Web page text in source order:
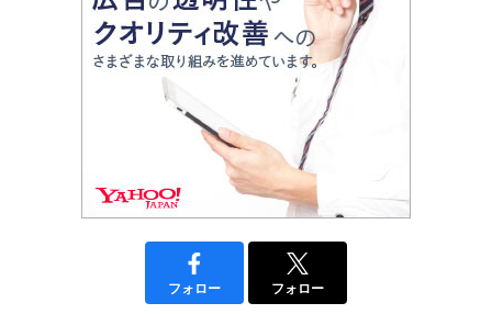
フォロー フォロー